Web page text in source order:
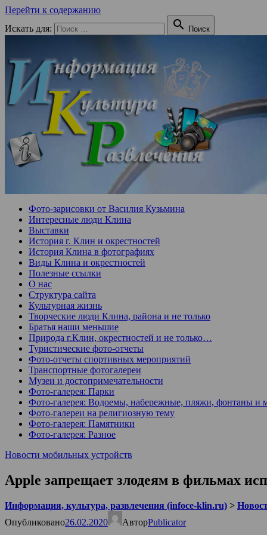
Перейти к содержанию
Искать для:
 Поиск
Фото-зарисовки от Василия Кузьмина
Интересные люди Клина
Выставки
История г. Клин и окрестностей
История Клина в фотографиях
Виды Клина и окрестностей
Полезные ссылки
О нас
Структура сайта
Культурная жизнь
Творческие люди Клина, района и не только
Братья наши меньшие
Природа г.Клин, окрестностей и не только…
Туристические фото-отчеты
Фото-отчеты спортивных мероприятий
Транспортные фотогалереи
Музеи и достопримечательности
Фото-галерея: Парки
Фото-галерея: Водоемы, набережные, пляжи, фонтаны и
Фото-галереи на религиозную тему
Фото-галерея: Памятники
Фото-галерея: Разное
Новости мобильных устройств
Apple запрещает злодеям в фильмах
Информация, культура, развлечения (infoce-klin.ru) >
Опубликовано26.02.2020 АвторPublicator